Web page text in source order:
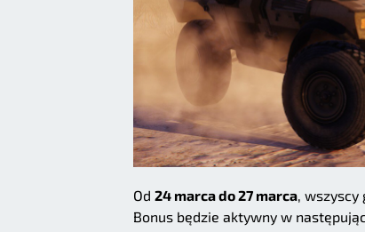
Od 24 marca do 27 marca, wszyscy
Bonus będzie aktywny w